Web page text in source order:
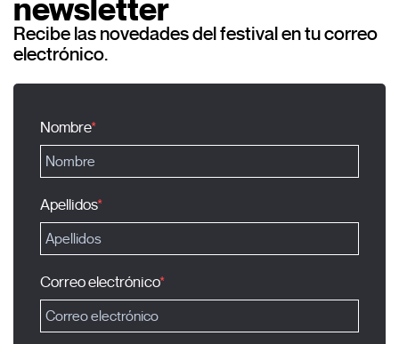
newsletter
Recibe las novedades del festival en tu correo
electrónico.
Nombre
Apellidos
Correo electrónico